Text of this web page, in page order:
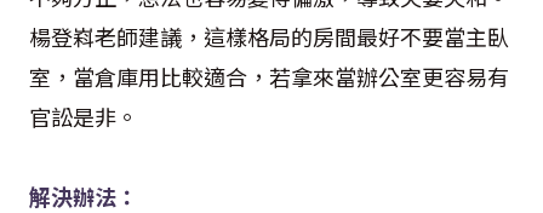
楊登嵙老師建議，這樣格局的房間最好不要當主臥
室，當倉庫用比較適合，若拿來當辦公室更容易有
官訟是非。
解決辦法：